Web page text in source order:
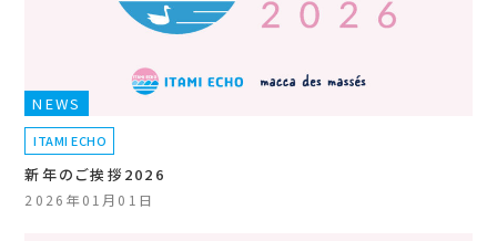
NEWS
ITAMI ECHO
新年のご挨拶2026
2026年01月01日